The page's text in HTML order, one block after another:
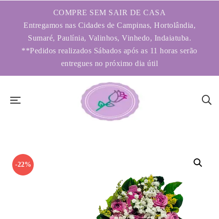
COMPRE SEM SAIR DE CASA
Entregamos nas Cidades de Campinas, Hortolândia,
Sumaré, Paulínia, Valinhos, Vinhedo, Indaiatuba.
**Pedidos realizados Sábados após as 11 horas serão
entregues no próximo dia útil
-22%